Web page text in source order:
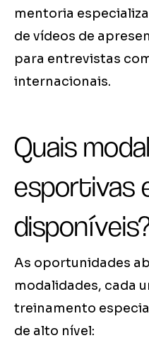
mentoria
de vídeos de
para entrevistas
internacionais.
Quais
esportivas
As oportunidades
modalidades, cada
treinamento
de alto nível: